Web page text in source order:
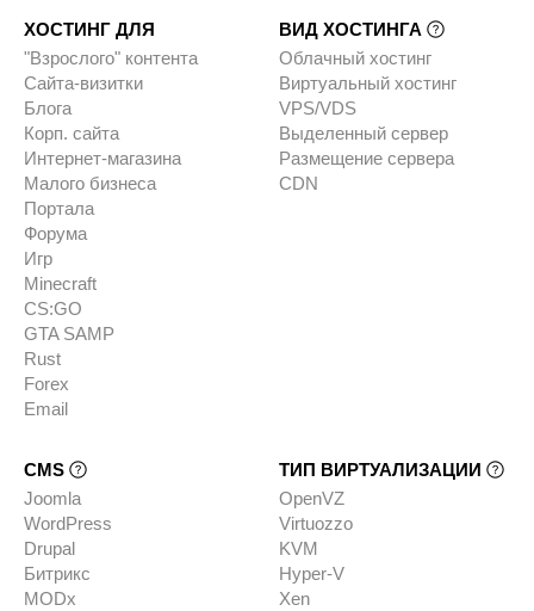
ХОСТИНГ ДЛЯ
"Взрослого" контента
Сайта-визитки
Блога
Корп. сайта
Интернет-магазина
Малого бизнеса
Портала
Форума
Игр
Minecraft
CS:GO
GTA SAMP
Rust
Forex
Email
ВИД ХОСТИНГА
Облачный хостинг
Виртуальный хостинг
VPS/VDS
Выделенный сервер
Размещение сервера
CDN
CMS
Joomla
WordPress
Drupal
Битрикс
MODx
ТИП ВИРТУАЛИЗАЦИИ
OpenVZ
Virtuozzo
KVM
Hyper-V
Xen